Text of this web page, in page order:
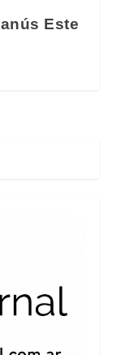
Este